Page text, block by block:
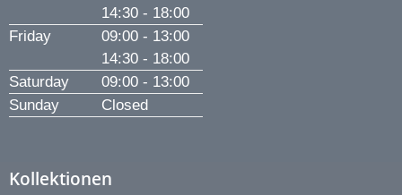
14:30 - 18:00
Friday
09:00 - 13:00
14:30 - 18:00
Saturday
09:00 - 13:00
Sunday
Closed
Kollektionen